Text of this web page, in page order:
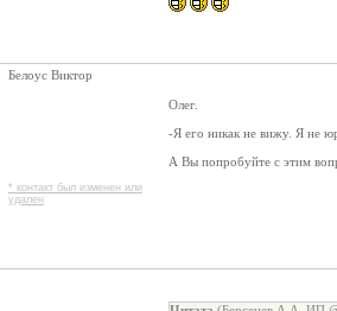
Белоус Виктор
* контакт был изменен или
удален
Олег.
-Я его никак не вижу. Я не
А Вы попробуйте с этим